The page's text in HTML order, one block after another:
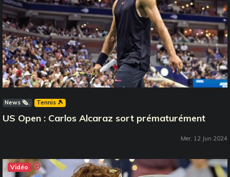
News 🗞️ Tennis 🎾
US Open : Carlos Alcaraz sort prématurément
Mer, 12 Jun 2024
Vidéo